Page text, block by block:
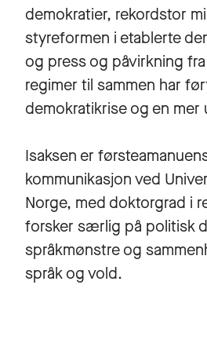
demokratier, rekordstor
styreformen i etablerte
og press og påvirkning
regimer til sammen har
demokratikrise og en mer
Isaksen er
kommunikasjon ved
Norge, med doktorgrad i
forsker særlig på politisk
språkmønstre og
språk og vold.